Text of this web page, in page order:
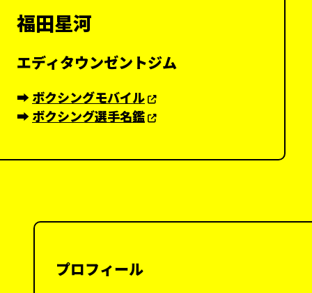
福田星河
エディタウンゼントジム
➡︎ ボクシングモバイル
➡︎ ボクシング選手名鑑
プロフィール